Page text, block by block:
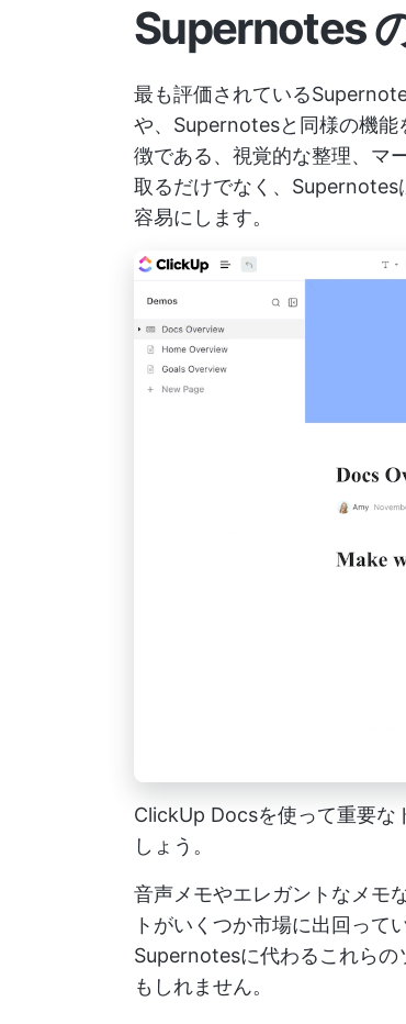
Supernotes
最も評価されている
や、Supernotesと同様の機
徴である、視覚的な整理、マ
取るだけでなく、Supernotes
容易にします。
ClickUp Docsを使って重要な
しょう。
音声メモやエレガントなメモ
トがいくつか市場に出回って
Supernotesに代わるこれらの
もしれません。